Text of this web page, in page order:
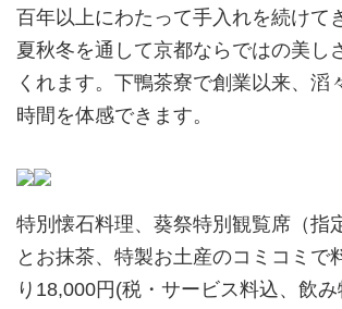
百年以上にわたって手入れを続けて
夏秋冬を通して京都ならではの美し
くれます。下鴨茶寮で創業以来、滔
時間を体感できます。
特別懐石料理、葵祭特別観覧席（指
とお抹茶、特製お土産のコミコミで
り18,000円(税・サービス料込、飲み